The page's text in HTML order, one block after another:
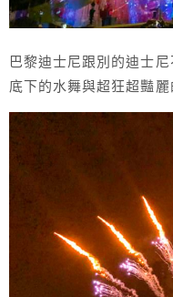
巴黎迪士尼跟別的迪士
底下的水舞與超狂超豔麗